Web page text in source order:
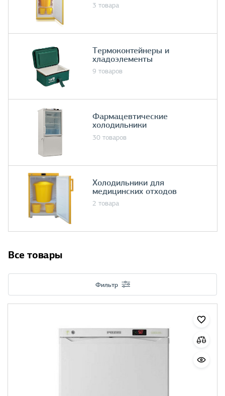
3 товара
Термоконтейнеры и
хладоэлементы
9 товаров
Фармацевтические
холодильники
30 товаров
Холодильники для
медицинских отходов
2 товара
Все товары
Фильтр